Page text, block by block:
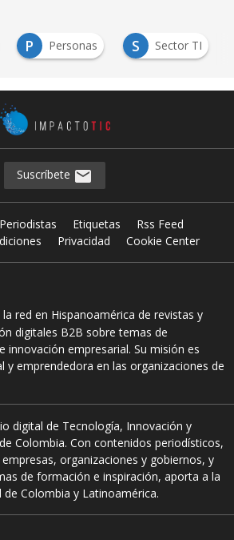
P Personas S Sector TI
Suscríbete
Periodistas Etiquetas
Rss Feed
Privacidad Cookie Center
la red en Hispanoamérica de revistas y
digitales B2B sobre temas de
innovación empresarial. Su misión es
y emprendedora en las organizaciones de
digital de Tecnología, Innovación y
Colombia. Con contenidos periodísticos,
organizaciones y gobiernos, y
de formación e inspiración, aporta a la
Colombia y Latinoamérica.